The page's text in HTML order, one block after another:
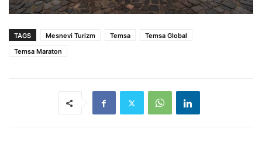
TAGS Mesnevi Turizm Temsa
Temsa Global
Temsa Maraton